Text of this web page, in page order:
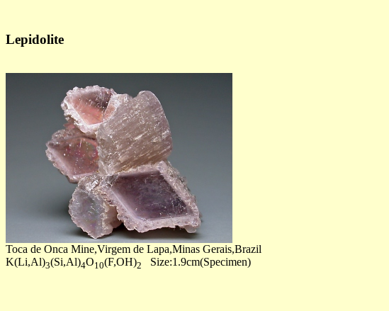
Lepidolite
Toca de Onca Mine,Virgem de Lapa,Minas Gerais,Brazil
K(Li,Al)3(Si,Al)4O10(F,OH)2 Size:1.9cm(Specimen)